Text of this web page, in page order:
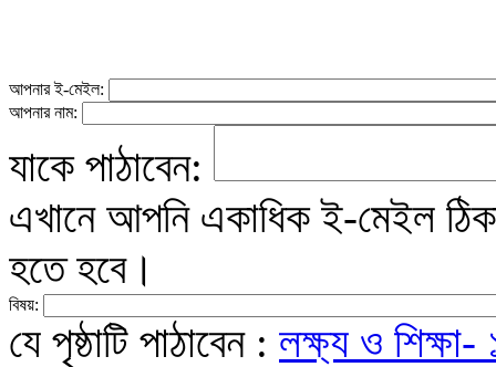
আপনার ই-মেইল:
আপনার নাম:
যাকে পাঠাবেন:
এখানে আপনি একাধিক ই-মেইল
হতে হবে।
বিষয়:
যে পৃষ্ঠাটি পাঠাবেন : লক্ষ্য ও শিক্ষা-